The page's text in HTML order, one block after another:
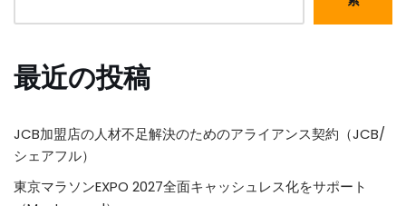
最近の投稿
JCB加盟店の人材不足解決のためのアライアンス契約（JCB/
シェアフル）
東京マラソンEXPO 2027全面キャッシュレス化をサポート